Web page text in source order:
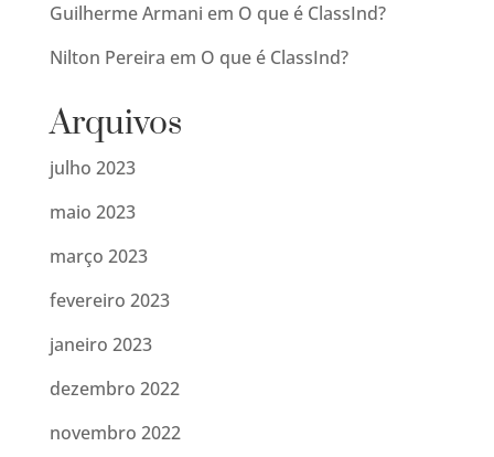
Guilherme Armani em O que é ClassInd?
Nilton Pereira em O que é ClassInd?
Arquivos
julho 2023
maio 2023
março 2023
fevereiro 2023
janeiro 2023
dezembro 2022
novembro 2022